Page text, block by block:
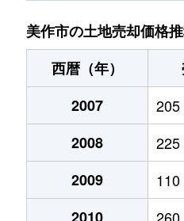
友野
300万円
中谷
400万円
楢原下
楢原中
400万円
900万円
美作市の土地売却価格
西暦（年）
2007
205
2008
225
2009
110